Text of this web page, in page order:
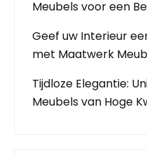
Meubels voor een
Geef uw Interieur
met Maatwerk
Tijdloze Elegantie:
Meubels van Hoge